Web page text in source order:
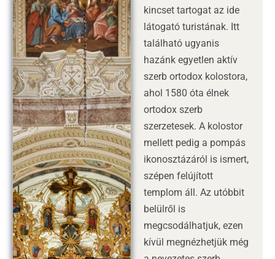
kincset tartogat az ide
látogató turistának. Itt
található ugyanis
hazánk egyetlen aktív
szerb ortodox kolostora,
ahol 1580 óta élnek
ortodox szerb
szerzetesek. A kolostor
mellett pedig a pompás
ikonosztázáról is ismert,
szépen felújított
templom áll. Az utóbbit
belülről is
megcsodálhatjuk, ezen
kívül megnézhetjük még